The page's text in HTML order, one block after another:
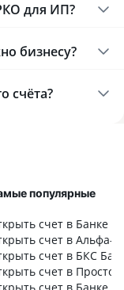
для ИП?
бизнесу?
счёта?
популярные
счет в Банке
счет в Альфа-
счет в БКС
счет в Просто